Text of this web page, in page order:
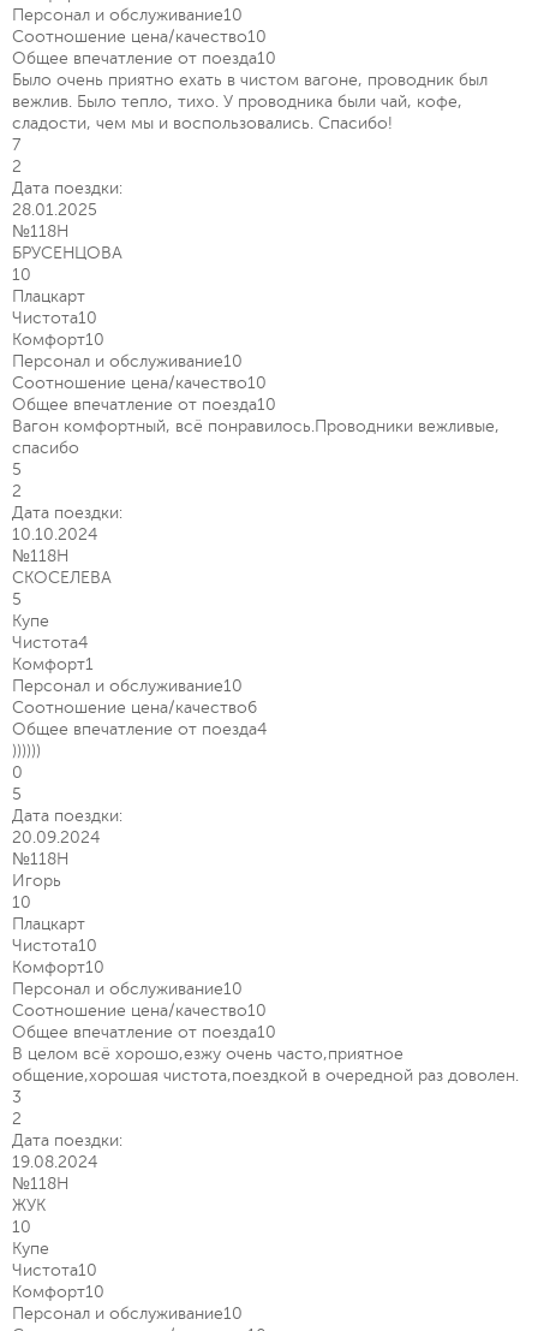
Персонал и обслуживание10
Соотношение цена/качество10
Общее впечатление от поезда10
Было очень приятно ехать в чистом вагоне, проводник был
вежлив. Было тепло, тихо. У проводника были чай, кофе,
сладости, чем мы и воспользовались. Спасибо!
7
2
Дата поездки:
28.01.2025
№118Н
БРУСЕНЦОВА
10
Плацкарт
Чистота10
Комфорт10
Персонал и обслуживание10
Соотношение цена/качество10
Общее впечатление от поезда10
Вагон комфортный, всё понравилось.Проводники вежливые,
спасибо
5
2
Дата поездки:
10.10.2024
№118Н
СКОСЕЛЕВА
5
Купе
Чистота4
Комфорт1
Персонал и обслуживание10
Соотношение цена/качество6
Общее впечатление от поезда4
))))))
0
5
Дата поездки:
20.09.2024
№118Н
Игорь
10
Плацкарт
Чистота10
Комфорт10
Персонал и обслуживание10
Соотношение цена/качество10
Общее впечатление от поезда10
В целом всё хорошо,езжу очень часто,приятное
общение,хорошая чистота,поездкой в очередной раз доволен.
3
2
Дата поездки:
19.08.2024
№118Н
ЖУК
10
Купе
Чистота10
Комфорт10
Персонал и обслуживание10